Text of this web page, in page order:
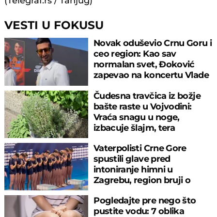
VESTI U FOKUSU
Novak oduševio Crnu Goru i
ceo region: Kao sav
normalan svet, Đoković
zapevao na koncertu Vlade
Čudesna travčica iz božje
bašte raste u Vojvodini:
Vraća snagu u noge,
izbacuje šlajm, tera
Vaterpolisti Crne Gore
spustili glave pred
intoniranje himni u
Zagrebu, region bruji o
Pogledajte pre nego što
pustite vodu: 7 oblika